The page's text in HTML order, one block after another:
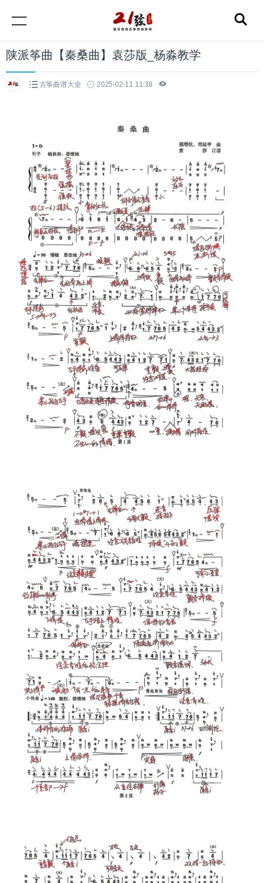
陕派筝曲【秦桑曲】袁莎版_杨淼教学
古筝曲谱大全 2025-02-11 11:38